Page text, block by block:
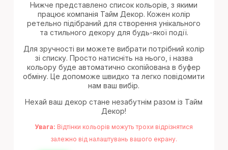
Нижче представлено список кольорів, з якими
працює компанія Тайм Декор. Кожен колір
ретельно підібраний для створення унікального
та стильного декору для будь-якої події.
Для зручності ви можете вибрати потрібний колір
зі списку. Просто натисніть на нього, і назва
кольору буде автоматично скопійована в буфер
обміну. Це допоможе швидко та легко повідомити
нам ваш вибір.
Нехай ваш декор стане незабутнім разом із Тайм
Декор!
Увага: Відтінки кольорів можуть трохи відрізнятися
залежно від налаштувань вашого екрану.